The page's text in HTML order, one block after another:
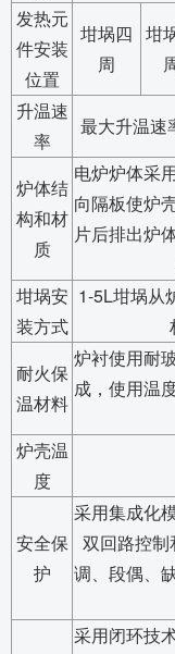
发热元
件安装
位置
坩埚四
周
坩
升温速
率
最大升温速
炉体结
构和材
质
电炉炉体采
向隔板使炉
片后排出炉
坩埚安
装方式
1-5L坩埚从
耐火保
温材料
炉衬使用耐
成，使用温
炉壳温
度
安全保
护
采用集成化
双回路控
调、段偶、
采用闭环技